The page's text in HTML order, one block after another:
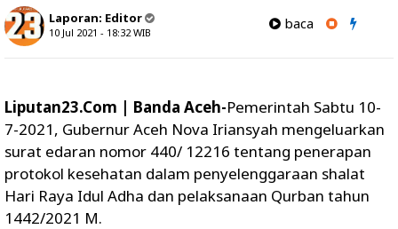
Laporan: Editor
10 Jul 2021 - 18:32WIB
baca
Liputan23.Com | Banda Aceh-Pemerintah Sabtu 10-
7-2021, Gubernur Aceh Nova Iriansyah mengeluarkan
surat edaran nomor 440/ 12216 tentang penerapan
protokol kesehatan dalam penyelenggaraan shalat
Hari Raya Idul Adha dan pelaksanaan Qurban tahun
1442/2021 M.